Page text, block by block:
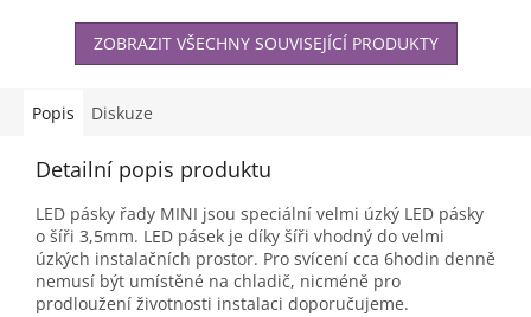
ZOBRAZIT VŠECHNY SOUVISEJÍCÍ PRODUKTY
Popis Diskuze
Detailní popis produktu
LED pásky řady MINI jsou speciální velmi úzký LED pásky
o šíři 3,5mm. LED pásek je díky šíři vhodný do velmi
úzkých instalačních prostor. Pro svícení cca 6hodin denně
nemusí být umístěné na chladič, nicméně pro
prodloužení životnosti instalaci doporučujeme.